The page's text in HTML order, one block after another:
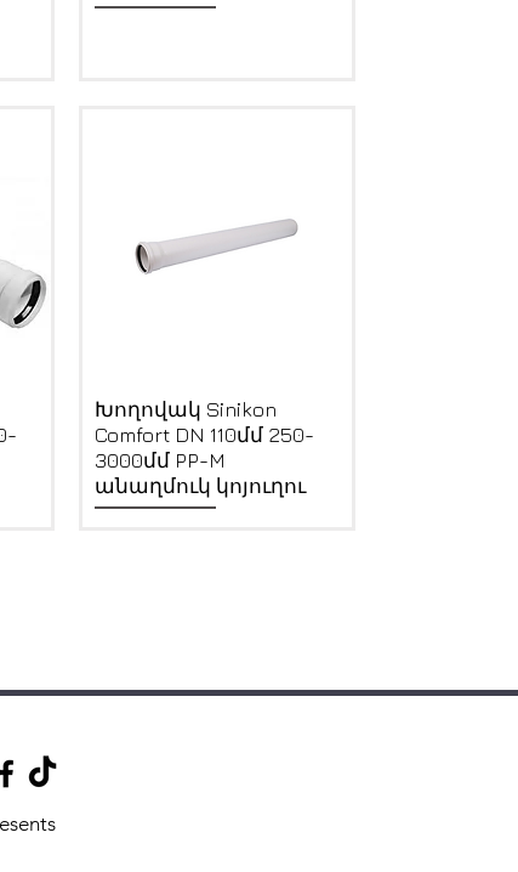
Quick View
Խողովակ Sinikon
Comfort DN 110մմ 250-
3000մմ PP-M
անաղմուկ կոյուղու